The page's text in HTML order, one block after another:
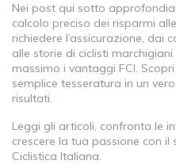
Nei post qui sotto
calcolo preciso dei risparmi
richiedere l’assicurazione, dai
alle storie di ciclisti
massimo i vantaggi FCI.
semplice tesseratura in un
risultati.
Leggi gli articoli, confronta le
crescere la tua passione con
Ciclistica Italiana.